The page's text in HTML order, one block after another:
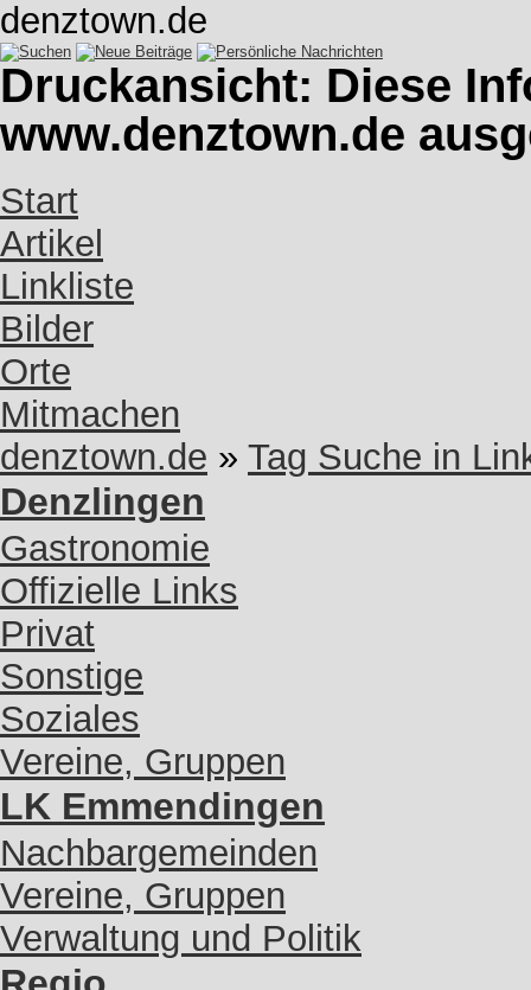
denztown.de
Druckansicht: Diese
www.denztown.de
Start
Artikel
Linkliste
Bilder
Orte
Mitmachen
denztown.de » Tag Suche in
Denzlingen
Gastronomie
Offizielle Links
Privat
Sonstige
Soziales
Vereine, Gruppen
LK Emmendingen
Nachbargemeinden
Vereine, Gruppen
Verwaltung und Politik